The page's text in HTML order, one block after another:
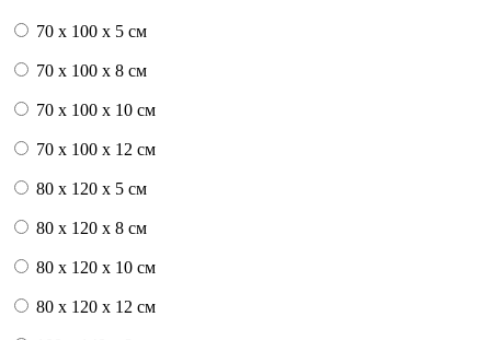
70 x 100 x 5 см
70 x 100 x 8 см
70 x 100 x 10 см
70 x 100 x 12 см
80 x 120 x 5 см
80 x 120 x 8 см
80 x 120 x 10 см
80 x 120 x 12 см